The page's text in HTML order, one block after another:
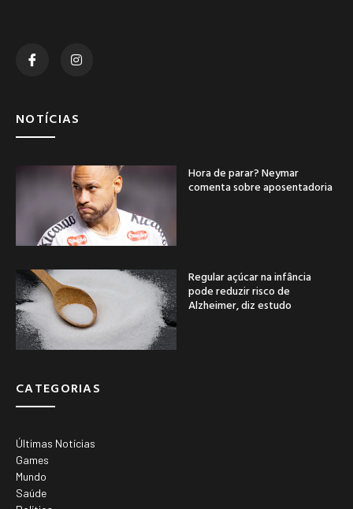
NOTÍCIAS
Hora de parar? Neymar
comenta sobre aposentadoria
Regular açúcar na infância
pode reduzir risco de
Alzheimer, diz estudo
CATEGORIAS
Últimas Notícias
Games
Mundo
Saúde